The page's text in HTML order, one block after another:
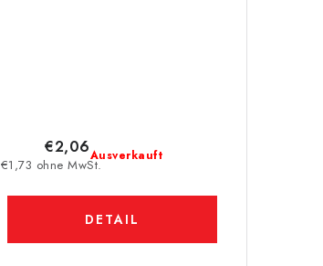
Ausverkauft
€1,73 ohne MwSt.
€2,06
DETAIL